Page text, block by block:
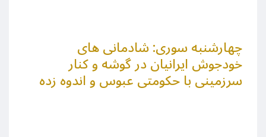
چهارشنبه سوری: شادمانی های
خودجوش ایرانیان در گوشه و کنار
سرزمینی با حکومتی عبوس و اندوه زده